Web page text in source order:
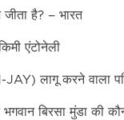
है? – भारत
एंटोनेली
लागू करने वाला
बिरसा मुंडा की